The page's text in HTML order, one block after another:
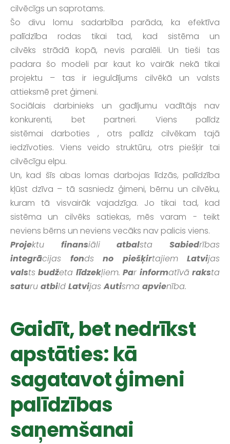
cilvēcīgs un saprotams.
Šo divu lomu sadarbība parāda, ka efektīva
palīdzība rodas tikai tad, kad sistēma un
cilvēks strādā kopā, nevis paralēli. Un tieši tas
padara šo modeli par kaut ko vairāk nekā tikai
projektu – tas ir ieguldījums cilvēkā un valsts
attieksmē pret ģimeni.
Sociālais darbinieks un gadījumu vadītājs nav
konkurenti, bet partneri. Viens palīdz
sistēmai darboties , otrs palīdz cilvēkam tajā
iedzīvoties. Viens veido struktūru, otrs piešķir tai
cilvēcīgu elpu.
Un, kad šīs abas lomas darbojas līdzās, palīdzība
kļūst dzīva – tā sasniedz ģimeni, bērnu un cilvēku,
kuram tā visvairāk vajadzīga. Jo tikai tad, kad
sistēma un cilvēks satiekas, mēs varam - teikt
neviens bērns un neviens vecāks nav palicis viens.
Projektu finansiāliatbalstaSabiedrības
integrācijas fonds no piešķirtajiem Latvijas
valstsbudžeta līdzekļiem.Par informatīvāraksta
saturu atbild LatvijasAutisma apvienība.
Gaidīt, bet nedrīkst
apstāties: kā
sagatavot ģimeni
palīdzības
saņemšanai